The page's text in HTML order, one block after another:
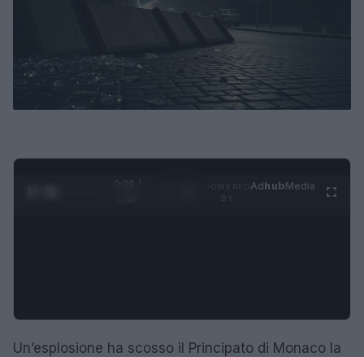
0:29 /
AdhubMedia
Un’esplosione ha scosso il Principato di Monaco la